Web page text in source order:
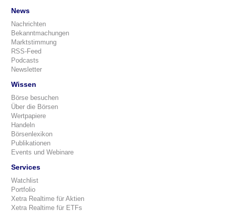
News
Nachrichten
Bekanntmachungen
Marktstimmung
RSS-Feed
Podcasts
Newsletter
Wissen
Börse besuchen
Über die Börsen
Wertpapiere
Handeln
Börsenlexikon
Publikationen
Events und Webinare
Services
Watchlist
Portfolio
Xetra Realtime für Aktien
Xetra Realtime für ETFs